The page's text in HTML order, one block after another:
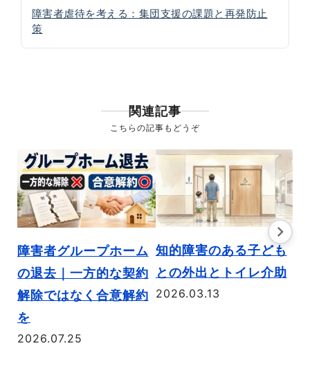
障害者虐待を考える：集団支援の課題と再発防止
策
関連記事
こちらの記事もどうぞ
障害者グループホーム
の退去｜一方的な契約
解除ではなく合意解約
を
2026.07.25
知的障害のある子ども
との外出とトイレ介助
2026.03.13